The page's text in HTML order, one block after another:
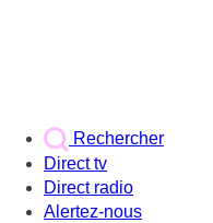
Rechercher
Direct tv
Direct radio
Alertez-nous